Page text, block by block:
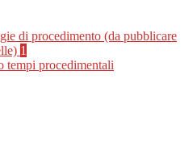
di procedimento (da pubblicare
1
tempi procedimentali